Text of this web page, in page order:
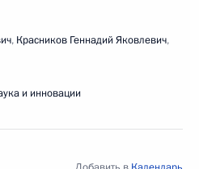
, Красников Геннадий Яковлевич,
и инновации